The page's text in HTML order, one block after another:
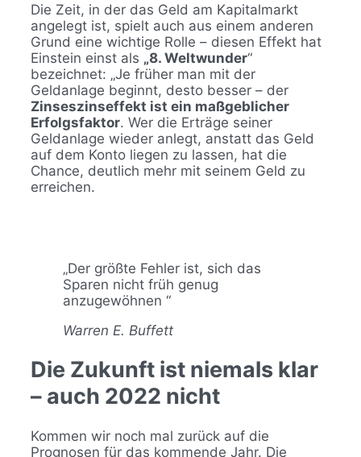
Die Zeit, in der das Geld am Kapitalmarkt
angelegt ist, spielt auch aus einem anderen
Grund eine wichtige Rolle – diesen Effekt hat
Einstein einst als „8. Weltwunder“
bezeichnet: „Je früher man mit der
Geldanlage beginnt, desto besser – der
Zinseszinseffekt ist ein maßgeblicher
Erfolgsfaktor. Wer die Erträge seiner
Geldanlage wieder anlegt, anstatt das Geld
auf dem Konto liegen zu lassen, hat die
Chance, deutlich mehr mit seinem Geld zu
erreichen.
„Der größte Fehler ist, sich das
Sparen nicht früh genug
anzugewöhnen “
Warren E. Buffett
Die Zukunft ist niemals klar
– auch 2022 nicht
Kommen wir noch mal zurück auf die
Prognosen für das kommende Jahr. Die